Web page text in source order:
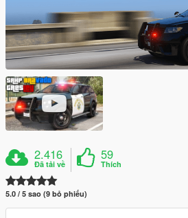
2.416
Đã tải về
59
Thích
5.0 / 5 sao (9 bỏ phiếu)